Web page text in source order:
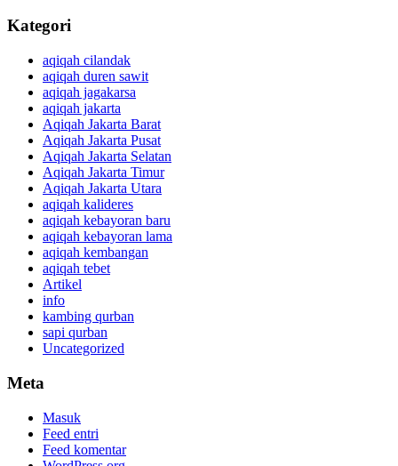
Kategori
aqiqah cilandak
aqiqah duren sawit
aqiqah jagakarsa
aqiqah jakarta
Aqiqah Jakarta Barat
Aqiqah Jakarta Pusat
Aqiqah Jakarta Selatan
Aqiqah Jakarta Timur
Aqiqah Jakarta Utara
aqiqah kalideres
aqiqah kebayoran baru
aqiqah kebayoran lama
aqiqah kembangan
aqiqah tebet
Artikel
info
kambing qurban
sapi qurban
Uncategorized
Meta
Masuk
Feed entri
Feed komentar